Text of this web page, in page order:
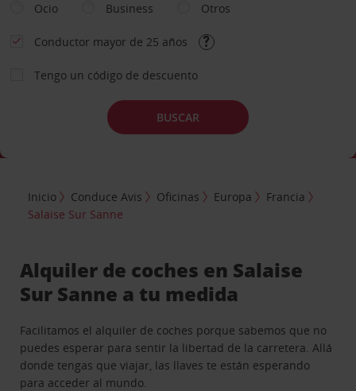
Ocio
Business Otros
Conductor mayor de 25 años
Tengo un código de descuento
BUSCAR
Inicio Conduce Avis Oficinas Europa
Francia
Salaise Sur Sanne
Alquiler de coches en Salaise
Sur Sanne a tu medida
Facilitamos el alquiler de coches porque sabemos que no
puedes esperar para sentir la libertad de la carretera. Allá
donde tengas que viajar, las llaves te están esperando
para acceder al mundo.